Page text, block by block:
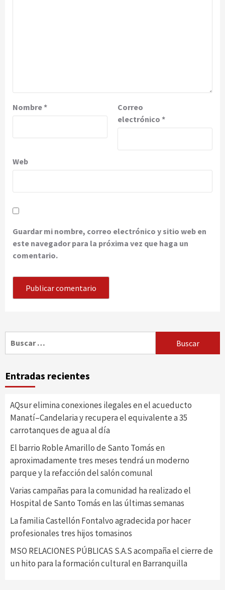
Nombre*
Correo
electrónico *
Web
Guardar mi nombre, correo electrónico y sitio web en
este navegador para la próxima vez que haga un
comentario.
Entradas recientes
AQsur elimina conexiones ilegales en el acueducto
Manatí–Candelaria y recupera el equivalente a 35
carrotanques de agua al día
El barrio Roble Amarillo de Santo Tomás en
aproximadamente tres meses tendrá un moderno
parque y la refacción del salón comunal
Varias campañas para la comunidad ha realizado el
Hospital de Santo Tomás en las últimas semanas
La familia Castellón Fontalvo agradecida por hacer
profesionales tres hijos tomasinos
MSO RELACIONES PÚBLICAS S.A.S acompaña el cierre de
un hito para la formación cultural en Barranquilla